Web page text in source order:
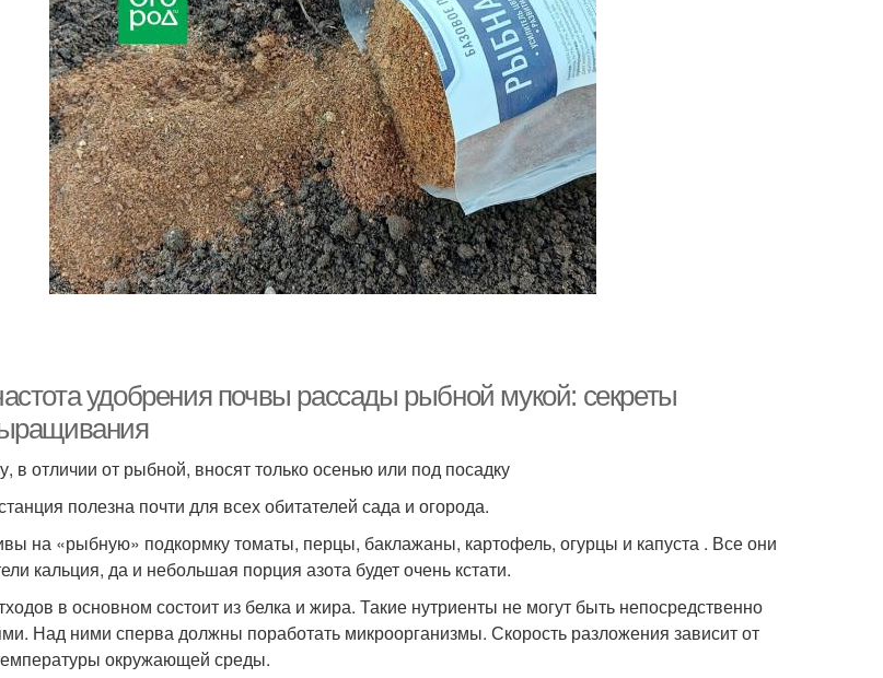
удобрения почвы рассады рыбной мукой: секреты
в отличии от рыбной, вносят только осенью или под посадку
полезна почти для всех обитателей сада и огорода.
на «рыбную» подкормку томаты, перцы, баклажаны, картофель, огурцы и капуста . Все они
кальция, да и небольшая порция азота будет очень кстати.
в основном состоит из белка и жира. Такие нутриенты не могут быть непосредственно
Над ними сперва должны поработать микроорганизмы. Скорость разложения зависит от
окружающей среды.